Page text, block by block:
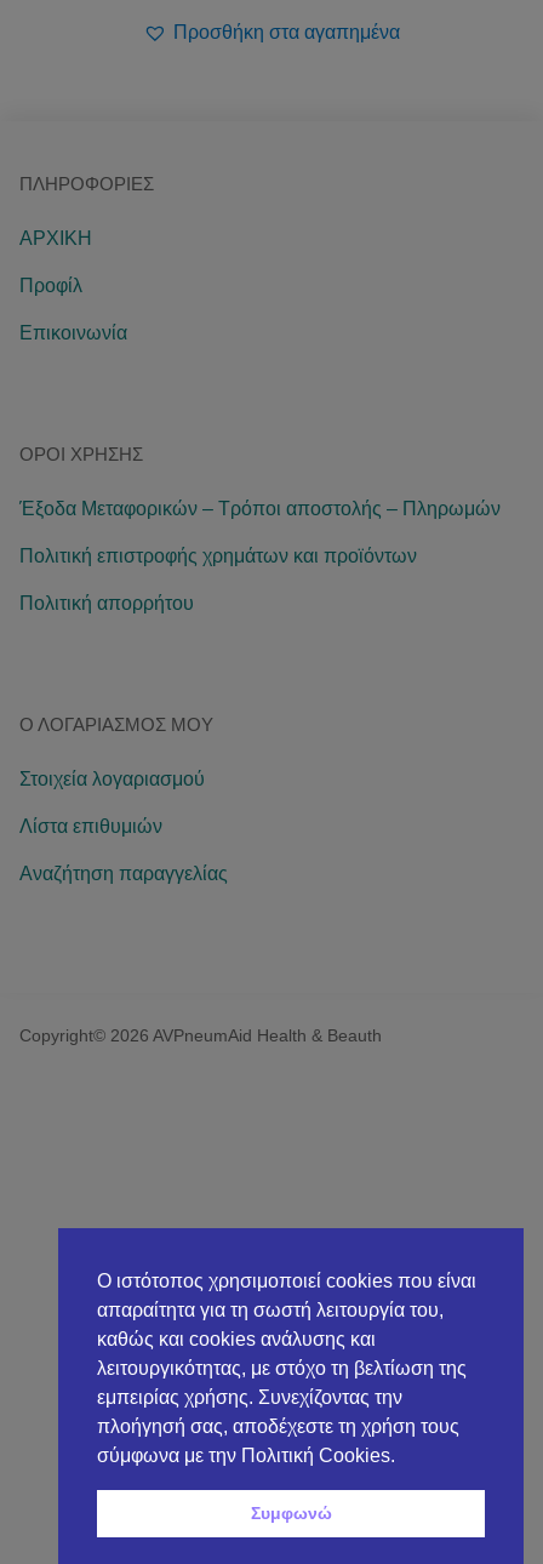
Προσθήκη στα αγαπημένα
ΠΛΗΡΟΦΟΡΊΕΣ
ΑΡΧΙΚΗ
Προφίλ
Επικοινωνία
ΌΡΟΙ ΧΡΉΣΗΣ
Έξοδα Μεταφορικών – Τρόποι αποστολής – Πληρωμών
Πολιτική επιστροφής χρημάτων και προϊόντων
Πολιτική απορρήτου
Ο ΛΟΓΑΡΙΑΣΜΌΣ ΜΟΥ
Στοιχεία λογαριασμού
Λίστα επιθυμιών
Αναζήτηση παραγγελίας
Copyright© 2026 AVPneumAid Health & Beauth
Ο ιστότοπος χρησιμοποιεί cookies που είναι
απαραίτητα για τη σωστή λειτουργία του,
καθώς και cookies ανάλυσης και
λειτουργικότητας, με στόχο τη βελτίωση της
εμπειρίας χρήσης. Συνεχίζοντας την
πλοήγησή σας, αποδέχεστε τη χρήση τους
σύμφωνα με την Πολιτική Cookies.
Συμφωνώ